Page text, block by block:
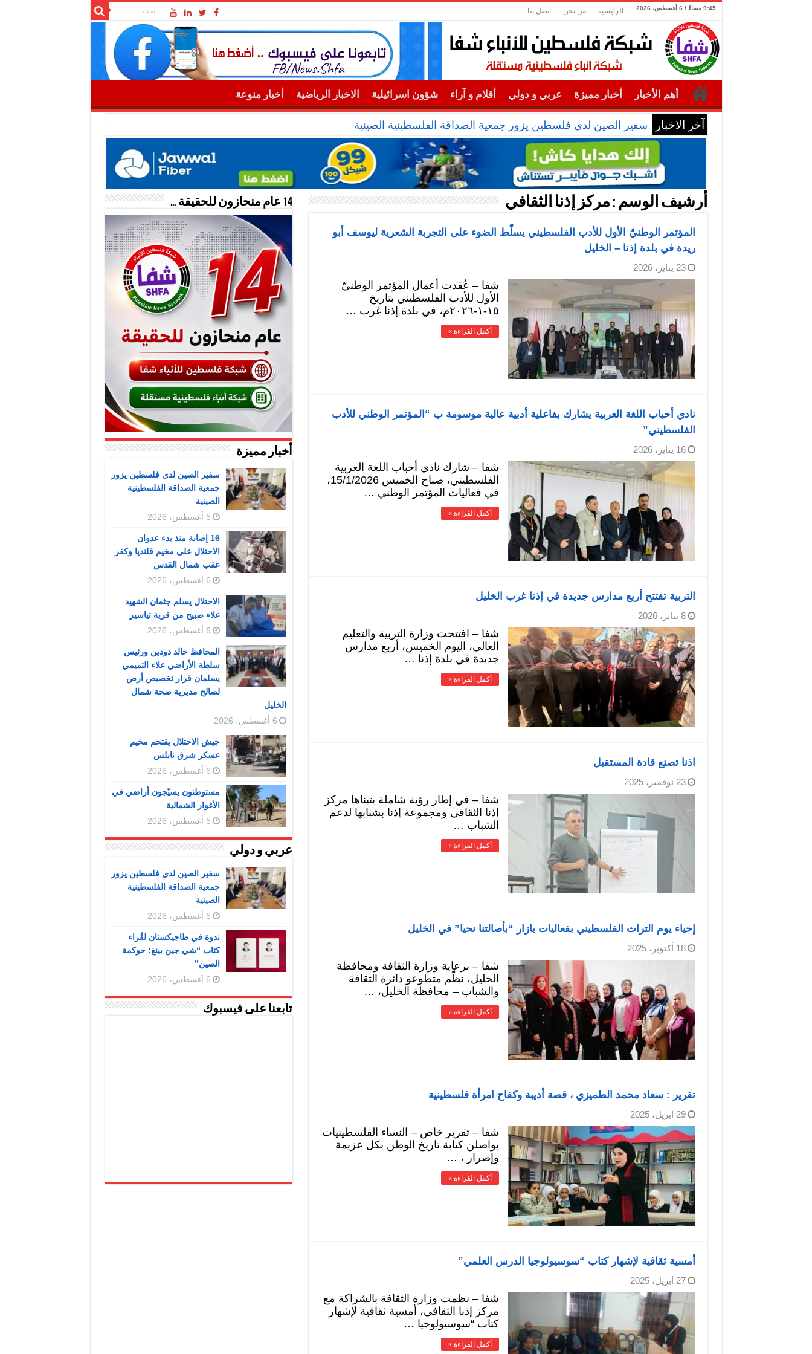
9:45 مساءً / 6 أغسطس، 2026 الرئيسية من نحن اتصل بنا
أهم الأخبار أخبار مميزة عربي و دولي أقلام و آراء شؤون اسرائيلية الاخبار الرياضية أخبار منوعة
آخر الاخبار سفير الصين لدى فلسطين يزور جمعية الصداقة الفلسطينية الصينية
أرشيف الوسم : مركز إذنا الثقافي
المؤتمر الوطنيّ الأول للأدب الفلسطيني يسلّط الضوء على التجربة الشعرية ليوسف أبو
ريدة في بلدة إذنا – الخليل
23 يناير، 2026
شفا – عُقدت أعمال المؤتمر الوطنيّ
الأول للأدب الفلسطيني بتاريخ
١٥-١-٢٠٢٦م، في بلدة إذنا غرب …
أكمل القراءة »
نادي أحباب اللغة العربية يشارك بفاعلية أدبية عالية موسومة ب “المؤتمر الوطني للأدب
الفلسطيني”
16 يناير، 2026
شفا – شارك نادي أحباب اللغة العربية
الفلسطيني، صباح الخميس 15/1/2026،
في فعاليات المؤتمر الوطني …
أكمل القراءة »
التربية تفتتح أربع مدارس جديدة في إذنا غرب الخليل
8 يناير، 2026
شفا – افتتحت وزارة التربية والتعليم
العالي، اليوم الخميس، أربع مدارس
جديدة في بلدة إذنا …
أكمل القراءة »
اذنا تصنع قادة المستقبل
23 نوفمبر، 2025
شفا – في إطار رؤية شاملة يتبناها مركز
إذنا الثقافي ومجموعة إذنا بشبابها لدعم
الشباب …
أكمل القراءة »
إحياء يوم التراث الفلسطيني بفعاليات بازار “بأصالتنا نحيا” في الخليل
18 أكتوبر، 2025
شفا – برعاية وزارة الثقافة ومحافظة
الخليل، نظّم متطوعو دائرة الثقافة
والشباب – محافظة الخليل، …
أكمل القراءة »
تقرير : سعاد محمد الطميزي ، قصة أديبة وكفاح امرأة فلسطينية
29 أبريل، 2025
شفا – تقرير خاص – النساء الفلسطينيات
يواصلن كتابة تاريخ الوطن بكل عزيمة
وإصرار ، …
أكمل القراءة »
أمسية ثقافية لإشهار كتاب “سوسيولوجيا الدرس العلمي”
27 أبريل، 2025
شفا – نظمت وزارة الثقافة بالشراكة مع
مركز إذنا الثقافي، أمسية ثقافية لإشهار
كتاب “سوسيولوجيا …
أكمل القراءة »
14 عام منحازون للحقيقة …
أخبار مميزة
سفير الصين لدى فلسطين يزور
جمعية الصداقة الفلسطينية
الصينية
6 أغسطس، 2026
16 إصابة منذ بدء عدوان
الاحتلال على مخيم قلنديا وكفر
عقب شمال القدس
6 أغسطس، 2026
الاحتلال يسلم جثمان الشهيد
علاء صبيح من قرية تياسير
6 أغسطس، 2026
المحافظ خالد دودين ورئيس
سلطة الأراضي علاء التميمي
يسلمان قرار تخصيص أرض
لصالح مديرية صحة شمال
الخليل
6 أغسطس، 2026
جيش الاحتلال يقتحم مخيم
عسكر شرق نابلس
6 أغسطس، 2026
مستوطنون يسيّجون أراضي في
الأغوار الشمالية
6 أغسطس، 2026
عربي و دولي
سفير الصين لدى فلسطين يزور
جمعية الصداقة الفلسطينية
الصينية
6 أغسطس، 2026
ندوة في طاجيكستان لقُراء
كتاب “شي جين بينغ: حوكمة
الصين”
6 أغسطس، 2026
تابعنا على فيسبوك